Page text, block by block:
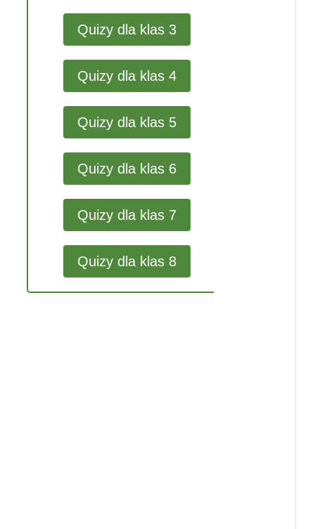
Quizy dla klas 3
Quizy dla klas 4
Quizy dla klas 5
Quizy dla klas 6
Quizy dla klas 7
Quizy dla klas 8